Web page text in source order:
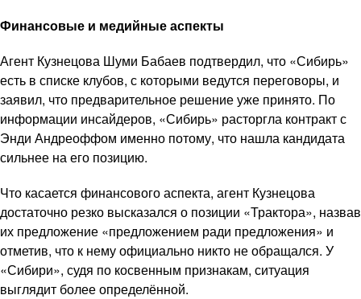
Финансовые и медийные аспекты
Агент Кузнецова Шуми Бабаев подтвердил, что «Сибирь»
есть в списке клубов, с которыми ведутся переговоры, и
заявил, что предварительное решение уже принято. По
информации инсайдеров, «Сибирь» расторгла контракт с
Энди Андреоффом именно потому, что нашла кандидата
сильнее на его позицию.
Что касается финансового аспекта, агент Кузнецова
достаточно резко высказался о позиции «Трактора», назвав
их предложение «предложением ради предложения» и
отметив, что к нему официально никто не обращался. У
«Сибири», судя по косвенным признакам, ситуация
выглядит более определённой.